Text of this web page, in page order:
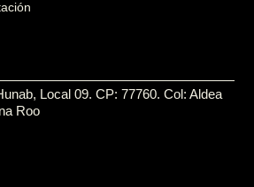
Local 09. CP: 77760. Col: Aldea
Roo